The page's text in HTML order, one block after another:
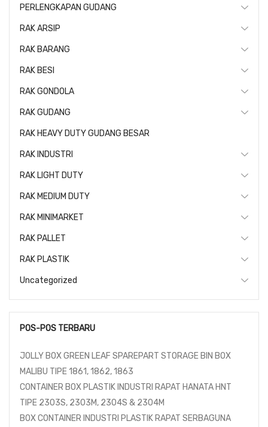
PERLENGKAPAN GUDANG
RAK ARSIP
RAK BARANG
RAK BESI
RAK GONDOLA
RAK GUDANG
RAK HEAVY DUTY GUDANG BESAR
RAK INDUSTRI
RAK LIGHT DUTY
RAK MEDIUM DUTY
RAK MINIMARKET
RAK PALLET
RAK PLASTIK
Uncategorized
POS-POS TERBARU
JOLLY BOX GREEN LEAF SPAREPART STORAGE BIN BOX
MALIBU TIPE 1861, 1862, 1863
CONTAINER BOX PLASTIK INDUSTRI RAPAT HANATA HNT
TIPE 2303S, 2303M, 2304S & 2304M
BOX CONTAINER INDUSTRI PLASTIK RAPAT SERBAGUNA